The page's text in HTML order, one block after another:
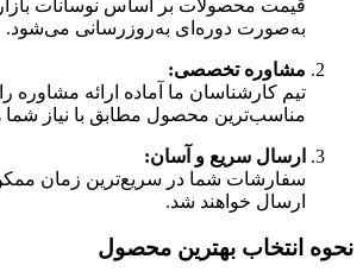
قیمت محصولات بر اساس نوسانات بازار
به‌صورت دوره‌ای به‌روزرسانی می‌شود.
مشاوره تخصصی:
تیم کارشناسان ما آماده ارائه مشاوره
مناسب‌ترین محصول مطابق با نیاز شما
ارسال سریع و آسان:
سفارشات شما در سریع‌ترین زمان
ارسال خواهند شد.
نحوه انتخاب بهترین محصول